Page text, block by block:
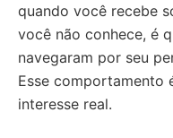
quando você recebe
você não conhece, é
navegaram por seu
Esse comportamento
interesse real.